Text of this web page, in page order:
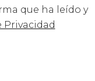
que ha leído y
Privacidad